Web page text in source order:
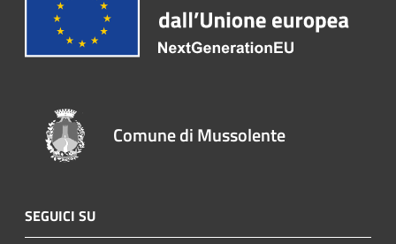
Comune di Mussolente
SEGUICI SU